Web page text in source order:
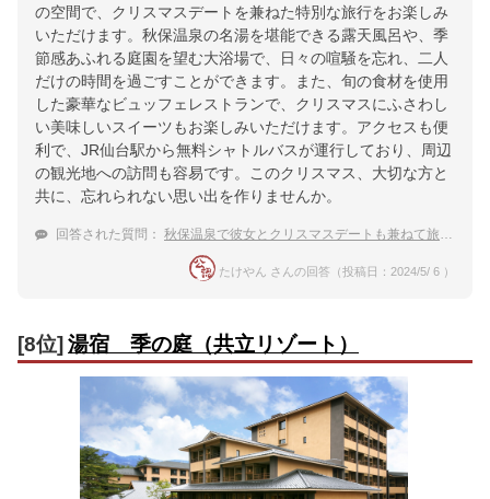
の空間で、クリスマスデートを兼ねた特別な旅行をお楽しみ
いただけます。秋保温泉の名湯を堪能できる露天風呂や、季
節感あふれる庭園を望む大浴場で、日々の喧騒を忘れ、二人
だけの時間を過ごすことができます。また、旬の食材を使用
した豪華なビュッフェレストランで、クリスマスにふさわし
い美味しいスイーツもお楽しみいただけます。アクセスも便
利で、JR仙台駅から無料シャトルバスが運行しており、周辺
の観光地への訪問も容易です。このクリスマス、大切な方と
共に、忘れられない思い出を作りませんか。
回答された質問： 秋保温泉で彼女とクリスマスデートも兼ねて旅行に行きます。オススメの宿を教えてください。
たけやん さんの回答（投稿日：2024/5/ 6 ）
[8位] 湯宿 季の庭（共立リゾート）